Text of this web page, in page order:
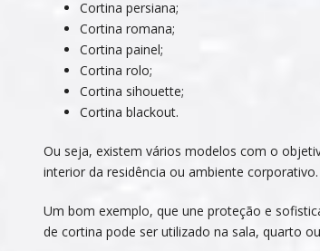
Cortina persiana;
Cortina romana;
Cortina painel;
Cortina rolo;
Cortina sihouette;
Cortina blackout.
Ou seja, existem vários modelos com o
interior da residência ou ambiente corporativo.
Um bom exemplo, que une proteção e
de cortina pode ser utilizado na sala, quarto